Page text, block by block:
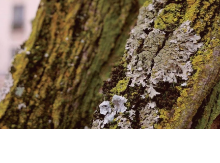
Notre « Incolettre » mensuelle
Recherche